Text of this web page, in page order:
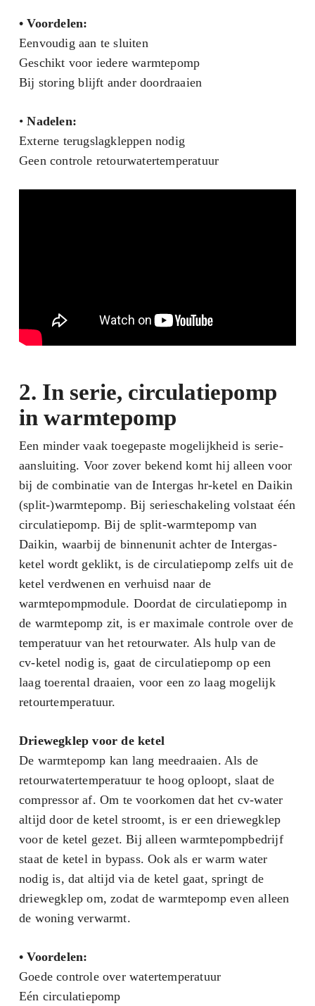
• Voordelen:
Eenvoudig aan te sluiten
Geschikt voor iedere warmtepomp
Bij storing blijft ander doordraaien
•Nadelen:
Externe terugslagkleppen nodig
Geen controle retourwatertemperatuur
2. In serie, circulatiepomp
in warmtepomp
Een minder vaak toegepaste mogelijkheid is serie-
aansluiting. Voor zover bekend komt hij alleen voor
bij de combinatie van de Intergas hr-ketel en Daikin
(split-)warmtepomp. Bij serieschakeling volstaat één
circulatiepomp. Bij de split-warmtepomp van
Daikin, waarbij de binnenunit achter de Intergas-
ketel wordt geklikt, is de circulatiepomp zelfs uit de
ketel verdwenen en verhuisd naar de
warmtepompmodule. Doordat de circulatiepomp in
de warmtepomp zit, is er maximale controle over de
temperatuur van het retourwater. Als hulp van de
cv-ketel nodig is, gaat de circulatiepomp op een
laag toerental draaien, voor een zo laag mogelijk
retourtemperatuur.
Driewegklep voor de ketel
De warmtepomp kan lang meedraaien. Als de
retourwatertemperatuur te hoog oploopt, slaat de
compressor af. Om te voorkomen dat het cv-water
altijd door de ketel stroomt, is er een driewegklep
voor de ketel gezet. Bij alleen warmtepompbedrijf
staat de ketel in bypass. Ook als er warm water
nodig is, dat altijd via de ketel gaat, springt de
driewegklep om, zodat de warmtepomp even alleen
de woning verwarmt.
• Voordelen:
Goede controle over watertemperatuur
Eén circulatiepomp